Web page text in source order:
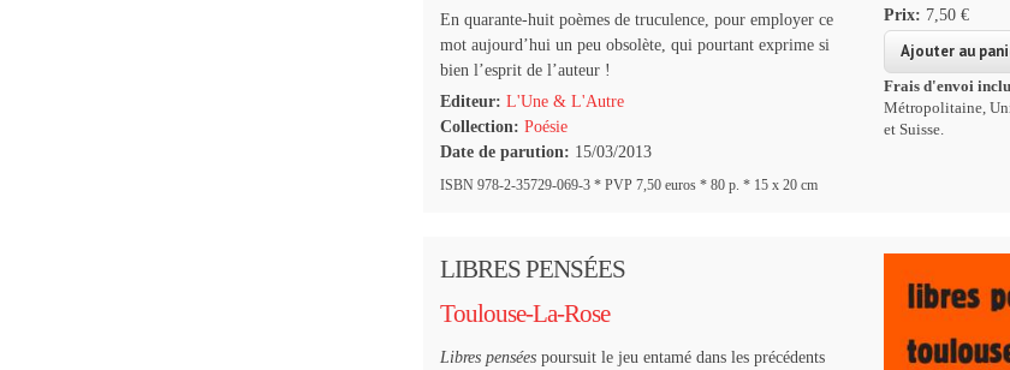
En quarante-huit poèmes de truculence, pour employer ce
mot aujourd’hui un peu obsolète, qui pourtant exprime si
bien l’esprit de l’auteur !
Editeur: L'Une & L'Autre
Collection: Poésie
Date de parution: 15/03/2013
ISBN 978-2-35729-069-3 * PVP 7,50 euros * 80 p. * 15 x 20 cm
Prix: 7,50 €
Frais d'envoi
Métropolitaine,
et Suisse.
LIBRES PENSÉES
Toulouse-La-Rose
Libres pensées poursuit le jeu entamé dans les précédents